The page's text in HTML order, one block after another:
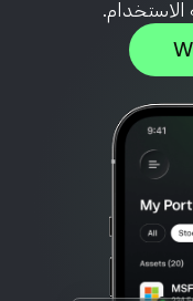
الاستخدام.